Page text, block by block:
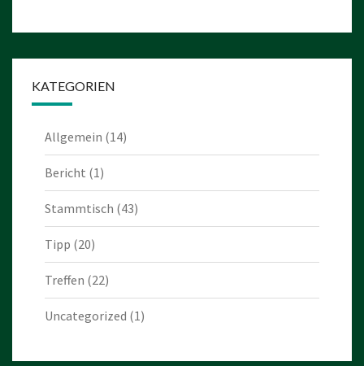
KATEGORIEN
Allgemein (14)
Bericht (1)
Stammtisch (43)
Tipp (20)
Treffen (22)
Uncategorized (1)